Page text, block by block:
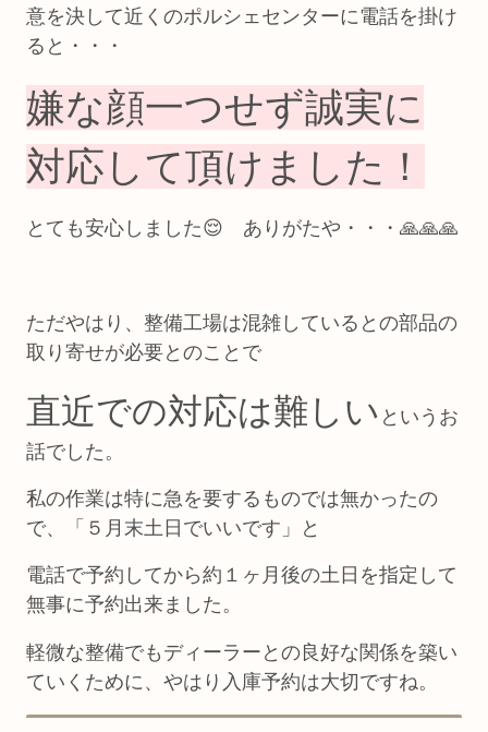
意を決して近くのポルシェセンターに電話を掛け
ると・・・
嫌な顔一つせず誠実に
対応して頂けました！
とても安心しました😌 ありがたや・・・🙏🙏🙏
ただやはり、整備工場は混雑しているとの部品の
取り寄せが必要とのことで
直近での対応は難しい というお
話でした。
私の作業は特に急を要するものでは無かったの
で、「５月末土日でいいです」と
電話で予約してから約１ヶ月後の土日を指定して
無事に予約出来ました。
軽微な整備でもディーラーとの良好な関係を築い
ていくために、やはり入庫予約は大切ですね。